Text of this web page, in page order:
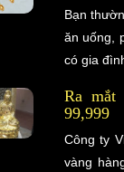
Bạn
ăn uống,
có gia
Ra mắt
99,999
Công ty
vàng